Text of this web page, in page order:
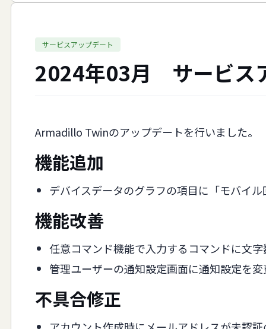
サービスアップデート
2024年03月 サービス
Armadillo Twinのアップデートを行いました。
機能追加
デバイスデータのグラフの項目に「モバイ
機能改善
任意コマンド機能で入力するコマンドに文
管理ユーザーの通知設定画面に通知設定を
不具合修正